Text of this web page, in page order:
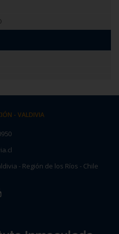
- VALDIVIA
- Región de los Ríos - Chile